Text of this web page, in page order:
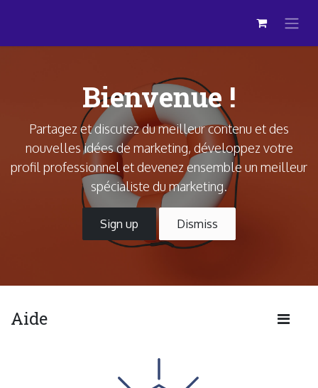
Bienvenue !
Partagez et discutez du meilleur contenu et des
nouvelles idées de marketing, développez votre
profil professionnel et devenez ensemble un meilleur
spécialiste du marketing.
Sign up Dismiss
Aide